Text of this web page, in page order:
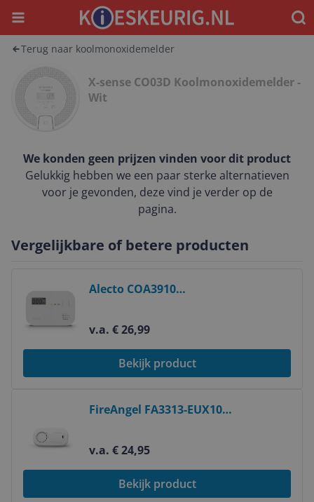
Menu
Terug naar koolmonoxidemelder
X-sense CO03D Koolmonoxidemelder -
Wit
We konden geen prijzen vinden voor dit product
Gelukkig hebben we een paar sterke alternatieven
voor je gevonden, deze vind je verder op de
pagina.
Vergelijkbare of betere producten
Alecto COA3910
Elektrochemische detector -
Draadloos - Wit
v.a. € 26,99
Bekijk product
FireAngel FA3313-EUX10
5 Jaar Garantie
v.a. € 24,95
Bekijk product